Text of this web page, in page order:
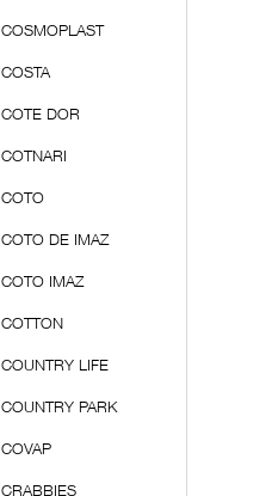
COSMOPLAST
COSTA
COTE DOR
COTNARI
COTO
COTO DE IMAZ
COTO IMAZ
COTTON
COUNTRY LIFE
COUNTRY PARK
COVAP
CRABBIES